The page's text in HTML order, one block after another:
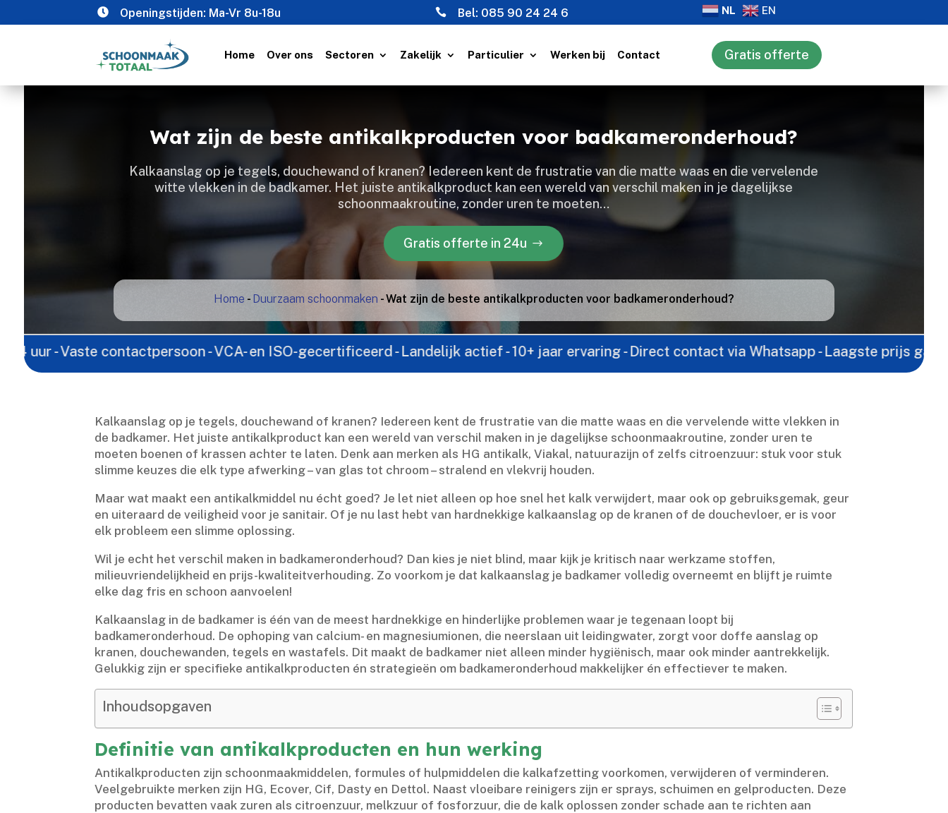
 Openingstijden: Ma-Vr 8u-18u  Bel: 085 90 24 24 6 NL EN
Home Over ons Sectoren Zakelijk Particulier Werken bij Contact Gratis offerte
Wat zijn de beste antikalkproducten voor badkameronderhoud?
Kalkaanslag op je tegels, douchewand of kranen? Iedereen kent de frustratie van die matte waas en die vervelende
witte vlekken in de badkamer.​ Het juiste antikalkproduct kan een wereld van verschil maken in je dagelijkse
schoonmaakroutine, zonder uren te moeten…
Gratis offerte in 24u
Home - Duurzaam schoonmaken -Wat zijn de beste antikalkproducten voor badkameronderhoud?
contactpersoon - VCA- en ISO-gecertificeerd - Landelijk actief - 10+ jaar ervaring - Direct contact via Whatsapp - Laagste prijs garantie -
Kalkaanslag op je tegels, douchewand of kranen? Iedereen kent de frustratie van die matte waas en die vervelende witte vlekken in
de badkamer.​ Het juiste antikalkproduct kan een wereld van verschil maken in je dagelijkse schoonmaakroutine, zonder uren te
moeten boenen of krassen achter te laten.​ Denk aan merken als HG antikalk, Viakal, natuurazijn of zelfs citroenzuur: stuk voor stuk
slimme keuzes die elk type afwerking – van glas tot chroom – stralend en vlekvrij houden.​
Maar wat maakt een antikalkmiddel nu écht goed? Je let niet alleen op hoe snel het kalk verwijdert, maar ook op gebruiksgemak, geur
en uiteraard de veiligheid voor je sanitair.​ Of je nu last hebt van hardnekkige kalkaanslag op de kranen of de douchevloer, er is voor
elk probleem een slimme oplossing.​
Wil je echt het verschil maken in badkameronderhoud? Dan kies je niet blind, maar kijk je kritisch naar werkzame stoffen,
milieuvriendelijkheid en prijs-kwaliteitverhouding.​ Zo voorkom je dat kalkaanslag je badkamer volledig overneemt en blijft je ruimte
elke dag fris en schoon aanvoelen!
Kalkaanslag in de badkamer is één van de meest hardnekkige en hinderlijke problemen waar je tegenaan loopt bij
badkameronderhoud.​ De ophoping van calcium- en magnesiumionen, die neerslaan uit leidingwater, zorgt voor doffe aanslag op
kranen, douchewanden, tegels en wastafels.​ Dit maakt de badkamer niet alleen minder hygiënisch, maar ook minder aantrekkelijk.​
Gelukkig zijn er specifieke antikalkproducten én strategieën om badkameronderhoud makkelijker én effectiever te maken.​
Inhoudsopgaven
Definitie van antikalkproducten en hun werking
Antikalkproducten zijn schoonmaakmiddelen, formules of hulpmiddelen die kalkafzetting voorkomen, verwijderen of verminderen.​
Veelgebruikte merken zijn HG, Ecover, Cif, Dasty en Dettol.​ Naast vloeibare reinigers zijn er sprays, schuimen en gelproducten.​ Deze
producten bevatten vaak zuren als citroenzuur, melkzuur of fosforzuur, die de kalk oplossen zonder schade aan te richten aan